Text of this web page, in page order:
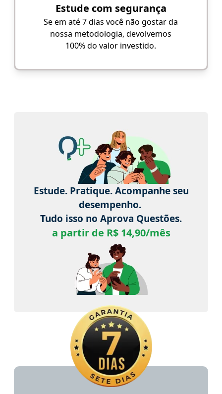
Estude com segurança
Se em até 7 dias você não gostar da
nossa metodologia, devolvemos
100% do valor investido.
Estude. Pratique. Acompanhe seu
desempenho.
Tudo isso no Aprova Questões.
a partir de R$ 14,90/mês